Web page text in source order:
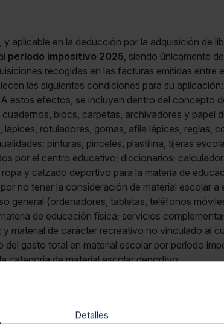
Detalles
aplicable en la deducción por la adquisición de
período impositivo 2025, siendo únicamente
recogidas en las facturas emitidas entre
las siguientes condiciones para su aplicación:
estos efectos, se incluyen dentro del concepto
blocs, carpetas, archivadores y papel
rotuladores, gomas, afila lápices, reglas,
pinturas, pinceles, plastilina, tijeras
por el centro educativo; diccionarios;
y calzado deportivo para la materia de
no tener la consideración de material escolar
general (ordenadores, tabletas, teléfonos
de educación física; servicios
material de carácter recreativo no vinculado al
del gasto total en material escolar por período
categoría de material escolar deportivo.
2026/4672